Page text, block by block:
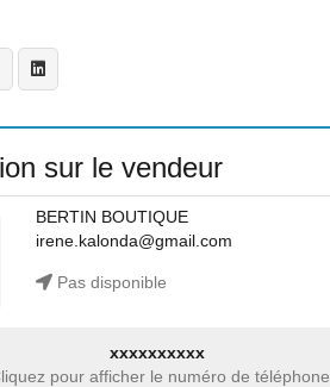
sur le vendeur
BERTIN BOUTIQUE
irene.kalonda@gmail.com
Pas disponible
xxxxxxxxxx
pour afficher le numéro de téléphone